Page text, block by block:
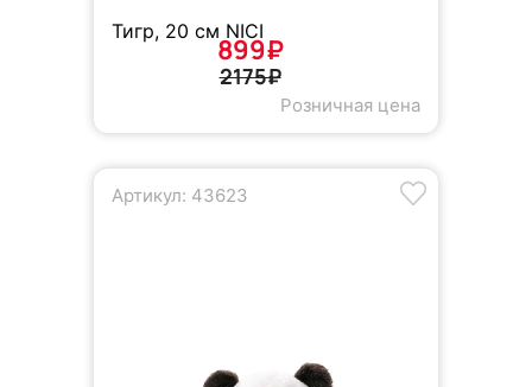
Тигр, 20 см NICI
899₽
2175₽
Розничная цена
Артикул: 43623